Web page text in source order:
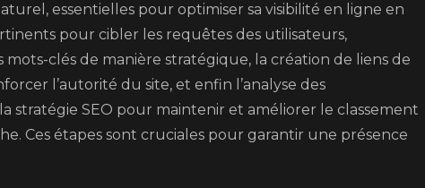
essentielles pour optimiser sa visibilité en ligne en
pour cibler les requêtes des utilisateurs,
clés de manière stratégique, la création de liens de
l’autorité du site, et enfin l’analyse des
stratégie SEO pour maintenir et améliorer le classement
Ces étapes sont cruciales pour garantir une présence